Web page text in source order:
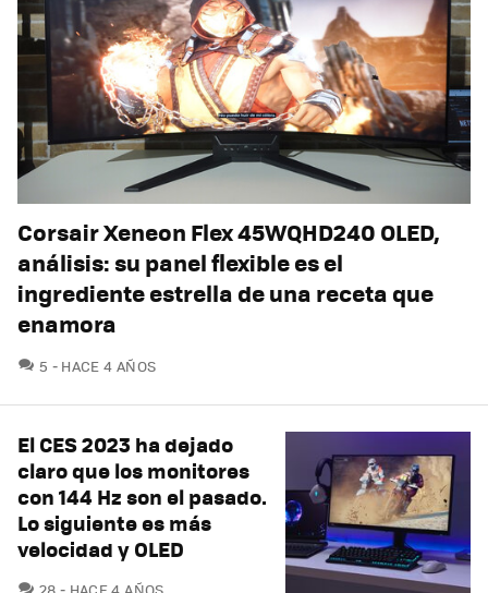
Corsair Xeneon Flex 45WQHD240 OLED,
análisis: su panel flexible es el
ingrediente estrella de una receta que
enamora
5 COMENTARIOS
HACE 4 AÑOS
El CES 2023 ha dejado
claro que los monitores
con 144 Hz son el pasado.
Lo siguiente es más
velocidad y OLED
28 COMENTARIOS
HACE 4 AÑOS